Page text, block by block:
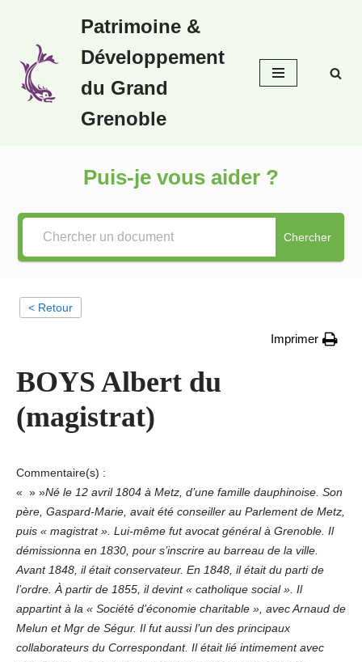
au
contenu
Patrimoine &
Développement
du Grand
Grenoble
Puis-je vous aider ?
Chercher
< Retour
Imprimer
BOYS Albert du
(magistrat)
Commentaire(s) :
« » »Né le 12 avril 1804 à Metz, d’une famille dauphinoise. Son
père, Gaspard-Marie, avait été conseiller au Parlement de Metz,
puis « magistrat ». Lui-même fut avocat général à Grenoble. Il
démissionna en 1830, pour s’inscrire au barreau de la ville.
Avant 1848, il était conservateur. En 1848, il était du parti de
l’ordre. À partir de 1855, il devint « catholique social ». Il
appartint à la « Société d’économie charitable », avec Arnaud de
Melun et Mgr de Ségur. Il fut aussi l’un des principaux
collaborateurs du Correspondant. Il était lié intimement avec